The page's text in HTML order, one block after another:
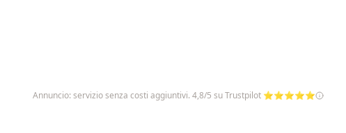
Annuncio: servizio senza costi aggiuntivi. 4,8/5 su Trustpilot ⭐⭐⭐⭐⭐